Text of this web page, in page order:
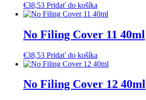
€38,53 Pridať do košíka
No Filing Cover 11 40ml
€38,53 Pridať do košíka
No Filing Cover 12 40ml